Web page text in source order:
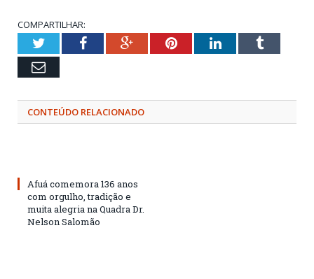
COMPARTILHAR:
TwitterFacebookGoogle+PinterestLinkedInTumblr
Email
CONTEÚDO RELACIONADO
Afuá comemora 136 anos
com orgulho, tradição e
muita alegria na Quadra Dr.
Nelson Salomão